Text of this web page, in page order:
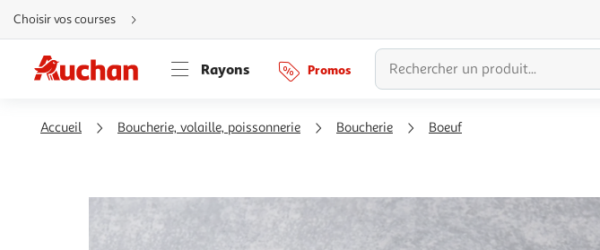
Aller
directement
au
Aller
directement
à
Aller
directement
Choisir vos courses
Rayons Promos
Accueil Boucherie, volaille, poissonnerie Boucherie Boeuf